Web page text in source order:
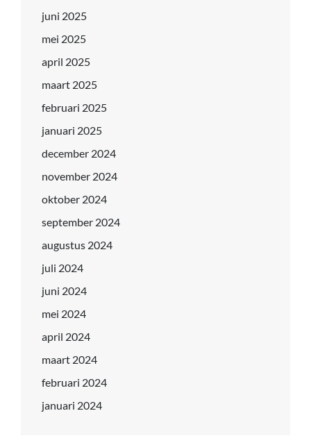
juni 2025
mei 2025
april 2025
maart 2025
februari 2025
januari 2025
december 2024
november 2024
oktober 2024
september 2024
augustus 2024
juli 2024
juni 2024
mei 2024
april 2024
maart 2024
februari 2024
januari 2024